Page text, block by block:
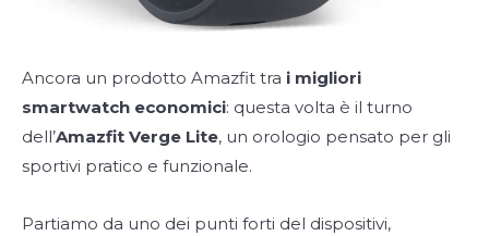
Ancora un prodotto Amazfit tra i migliori
smartwatch economici: questa volta è il turno
dell’Amazfit Verge Lite, un orologio pensato per gli
sportivi pratico e funzionale.
Partiamo da uno dei punti forti del dispositivi,